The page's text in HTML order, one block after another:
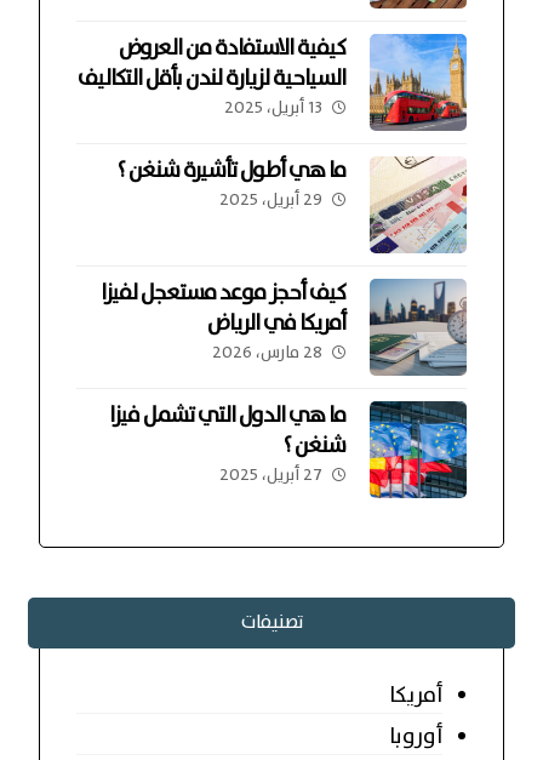
كيفية الاستفادة من العروض
السياحية لزيارة لندن بأقل التكاليف
13 أبريل، 2025
ما هي أطول تأشيرة شنغن ؟
29 أبريل، 2025
كيف أحجز موعد مستعجل لفيزا
أمريكا في الرياض
28 مارس، 2026
ما هي الدول التي تشمل فيزا
شنغن ؟
27 أبريل، 2025
تصنيفات
أمريكا
أوروبا